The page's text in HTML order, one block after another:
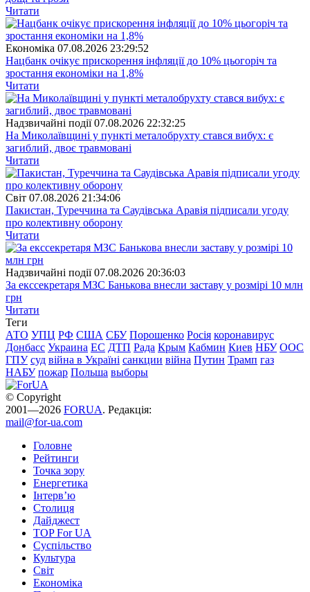
Читати
Економіка 07.08.2026 23:29:52
Нацбанк очікує прискорення інфляції до 10% цьогоріч та
зростання економіки на 1,8%
Читати
Надзвичайні події 07.08.2026 22:32:25
На Миколаївщині у пункті металобрухту стався вибух: є
загиблий, двоє травмовані
Читати
Свiт 07.08.2026 21:34:06
Пакистан, Туреччина та Саудівська Аравія підписали угоду
про колективну оборону
Читати
Надзвичайні події 07.08.2026 20:36:03
За екссекретаря МЗС Банькова внесли заставу у розмірі 10 млн
грн
Читати
Теги
АТО УПЦ РФ США СБУ Порошенко Росія коронавирус
Донбасс Украина ЕС ДТП Рада Крым Кабмин Киев НБУ ООС
ГПУ суд війна в Україні санкции війна Путин Трамп газ
НАБУ пожар Польша выборы
© Copyright
2001—2026 FORUA. Редакція:
mail@for-ua.com
Головне
Рейтинги
Точка зору
Енергетика
Інтерв’ю
Столиця
Дайджест
TOP For UA
Суспiльство
Культура
Світ
Економіка